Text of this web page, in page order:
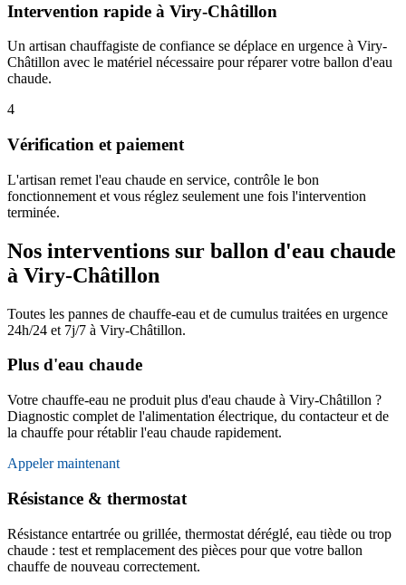
Intervention rapide à Viry-Châtillon
Un artisan chauffagiste de confiance se déplace en urgence à Viry-
Châtillon avec le matériel nécessaire pour réparer votre ballon d'eau
chaude.
4
Vérification et paiement
L'artisan remet l'eau chaude en service, contrôle le bon
fonctionnement et vous réglez seulement une fois l'intervention
terminée.
Nos interventions sur ballon d'eau chaude
à Viry-Châtillon
Toutes les pannes de chauffe-eau et de cumulus traitées en urgence
24h/24 et 7j/7 à Viry-Châtillon.
Plus d'eau chaude
Votre chauffe-eau ne produit plus d'eau chaude à Viry-Châtillon ?
Diagnostic complet de l'alimentation électrique, du contacteur et de
la chauffe pour rétablir l'eau chaude rapidement.
Appeler maintenant
Résistance & thermostat
Résistance entartrée ou grillée, thermostat déréglé, eau tiède ou trop
chaude : test et remplacement des pièces pour que votre ballon
chauffe de nouveau correctement.